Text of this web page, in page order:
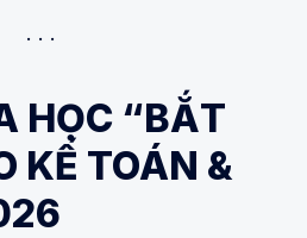
HỌC “BẮT
KẾ TOÁN &